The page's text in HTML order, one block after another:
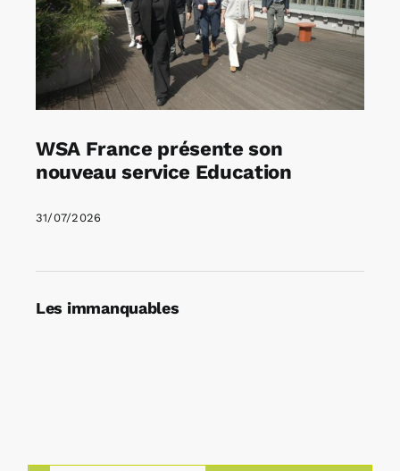
WSA France présente son
nouveau service Education
31/07/2026
Les immanquables